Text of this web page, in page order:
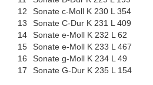
12
Sonate c-Moll K 230 L 354
13
Sonate C-Dur K 231 L 409
14
Sonate e-Moll K 232 L 62
15
Sonate e-Moll K 233 L 467
16
Sonate g-Moll K 234 L 49
17
Sonate G-Dur K 235 L 154